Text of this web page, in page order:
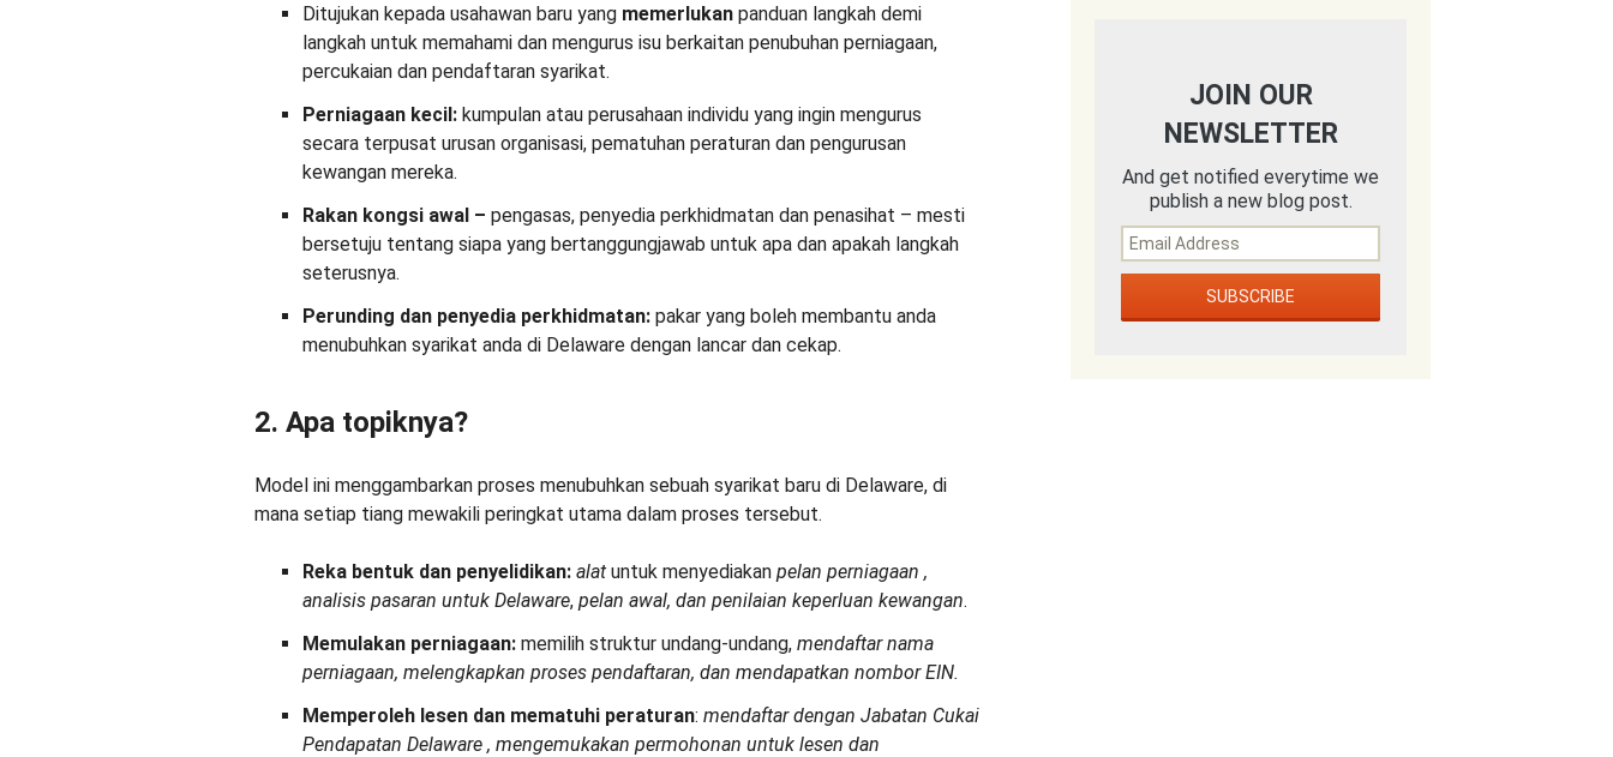
Ditujukan kepada usahawan baru yang memerlukan panduan langkah demi
langkah untuk memahami dan mengurus isu berkaitan penubuhan perniagaan,
percukaian dan pendaftaran syarikat.
Perniagaan kecil: kumpulan atau perusahaan individu yang ingin mengurus
secara terpusat urusan organisasi, pematuhan peraturan dan pengurusan
kewangan mereka.
Rakan kongsi awal – pengasas, penyedia perkhidmatan dan penasihat – mesti
bersetuju tentang siapa yang bertanggungjawab untuk apa dan apakah langkah
seterusnya.
Perunding dan penyedia perkhidmatan: pakar yang boleh membantu anda
menubuhkan syarikat anda di Delaware dengan lancar dan cekap.
2. Apa topiknya?
Model ini menggambarkan proses menubuhkan sebuah syarikat baru di Delaware, di
mana setiap tiang mewakili peringkat utama dalam proses tersebut.
Reka bentuk dan penyelidikan: alat untuk menyediakan pelan perniagaan ,
analisis pasaran untuk Delaware, pelan awal, dan penilaian keperluan kewangan.
Memulakan perniagaan: memilih struktur undang-undang, mendaftar nama
perniagaan, melengkapkan proses pendaftaran, dan mendapatkan nombor EIN.
Memperoleh lesen dan mematuhi peraturan: mendaftar dengan Jabatan Cukai
Pendapatan Delaware , mengemukakan permohonan untuk lesen dan
JOIN OUR
NEWSLETTER
And get notified everytime we
publish a new blog post.